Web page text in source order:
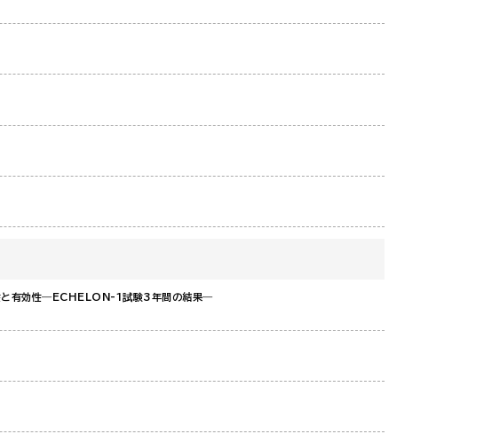
性と有効性―ECHELON-1試験3年間の結果―